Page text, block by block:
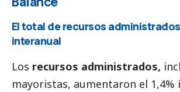
El total de recursos
interanual
Los recursos administrados,
mayoristas, aumentaron el 1,4%